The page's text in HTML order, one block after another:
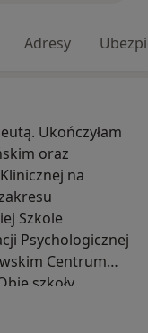
Adresy
Ukończyłam
oraz
na
Szkole
Psychologicznej
Centrum
szkoły
doświadczenie